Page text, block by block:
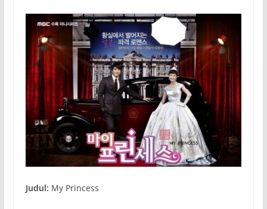
Judul: My Princess